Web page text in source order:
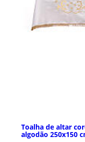
Toalha de altar
algodão 250x150